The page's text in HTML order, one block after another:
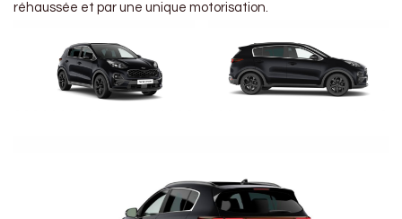
réhaussée et par une unique motorisation.